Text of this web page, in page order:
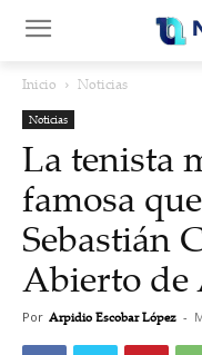
Inicio Noticias
Noticias
La tenista
famosa
Sebastián
Abierto de
Por Arpidio Escobar López -